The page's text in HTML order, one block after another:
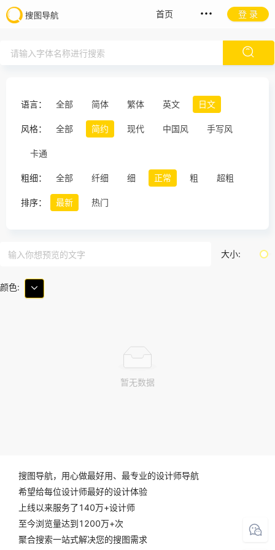
首页 登 录
语言： 全部 简体 繁体 英文 日文
风格： 全部 简约 现代 中国风 手写风
卡通
粗细： 全部 纤细 细 正常 粗 超粗
排序： 最新 热门
大小:
颜色:
暂无数据
搜图导航，用心做最好用、最专业的设计师导航
希望给每位设计师最好的设计体验
上线以来服务了140万+设计师
至今浏览量达到1200万+次
聚合搜索一站式解决您的搜图需求